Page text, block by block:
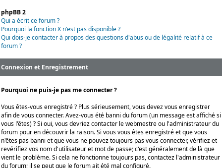
phpBB 2
Qui a écrit ce forum ?
Pourquoi la fonction X n'est pas disponible ?
Qui dois-je contacter à propos des questions d'abus ou de légalité relatif à ce
forum ?
Connexion et Enregistrement
Pourquoi ne puis-je pas me connecter ?
Vous êtes-vous enregistré ? Plus sérieusement, vous devez vous enregistrer
afin de vous connecter. Avez-vous été banni du forum (un message est affiché si
vous l'êtes) ? Si oui, vous devriez contacter le webmestre ou l'administrateur du
forum pour en découvrir la raison. Si vous vous êtes enregistré et que vous
n'êtes pas banni et que vous ne pouvez toujours pas vous connecter, vérifiez et
revérifiez vos nom d'utilisateur et mot de passe; c'est généralement de là que
vient le problème. Si cela ne fonctionne toujours pas, contactez l'administrateur
du forum; il se peut que le forum ait été mal configuré.